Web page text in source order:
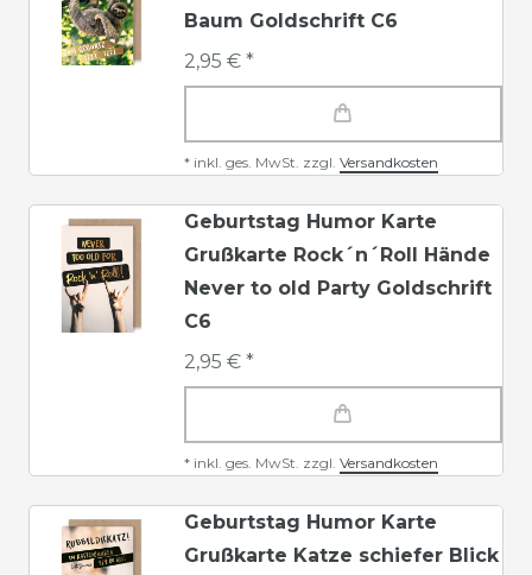
Baum Goldschrift C6
2,95 € *
* inkl. ges. MwSt. zzgl. Versandkosten
Geburtstag Humor Karte
Grußkarte Rock´n´Roll Hände
Never to old Party Goldschrift
C6
2,95 € *
* inkl. ges. MwSt. zzgl. Versandkosten
Geburtstag Humor Karte
Grußkarte Katze schiefer Blick